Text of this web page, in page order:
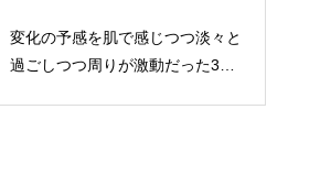
変化の予感を肌で感じつつ淡々と
過ごしつつ周りが激動だった3